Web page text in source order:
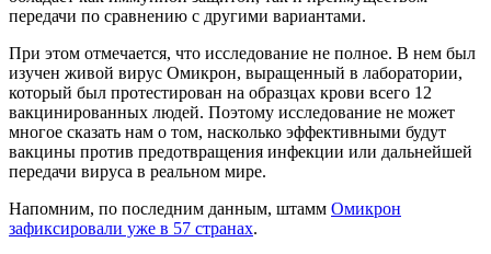
передачи по сравнению с другими вариантами.
При этом отмечается, что исследование не полное. В нем был
изучен живой вирус Омикрон, выращенный в лаборатории,
который был протестирован на образцах крови всего 12
вакцинированных людей. Поэтому исследование не может
многое сказать нам о том, насколько эффективными будут
вакцины против предотвращения инфекции или дальнейшей
передачи вируса в реальном мире.
Напомним, по последним данным, штамм Омикрон
зафиксировали уже в 57 странах.